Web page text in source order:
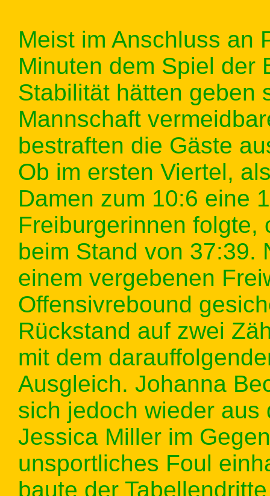
Meist im Anschluss an
Minuten dem Spiel der
Stabilität hätten geben
Mannschaft
bestraften die Gäste
Ob im ersten Viertel,
Damen zum 10:6 eine
Freiburgerinnen folgte,
beim Stand von 37:39.
einem vergebenen
Offensivrebound
Rückstand auf zwei
mit dem
Ausgleich. Johanna
sich jedoch wieder
Jessica Miller im
unsportliches Foul
baute der